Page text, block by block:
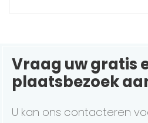
Vraag uw gratis
plaatsbezoek
U kan ons contacteren